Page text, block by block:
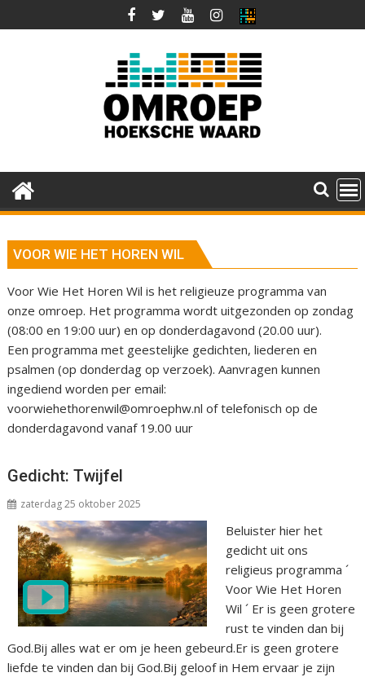
naar
VOOR WIE HET HOREN WIL
Voor Wie Het Horen Wil is het religieuze programma van
onze omroep. Het programma wordt uitgezonden op zondag
(08:00 en 19:00 uur) en op donderdagavond (20.00 uur).
Een programma met geestelijke gedichten, liederen en
psalmen (op donderdag op verzoek). Aanvragen kunnen
ingediend worden per email:
voorwiehethorenwil@omroephw.nl of telefonisch op de
donderdagavond vanaf 19.00 uur
Gedicht: Twijfel
zaterdag 25 oktober 2025
Beluister hier het
gedicht uit ons
religieus programma ´
Voor Wie Het Horen
Wil ´ Er is geen grotere
rust te vinden dan bij
God.Bij alles wat er om je heen gebeurd.Er is geen grotere
liefde te vinden dan bij God.Bij geloof in Hem ervaar je zijn